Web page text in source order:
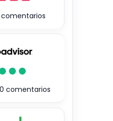
comentarios
comentarios